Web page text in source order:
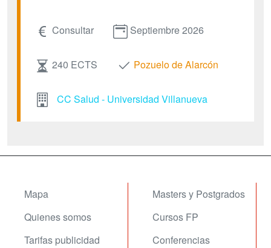
Consultar Septiembre 2026
240 ECTS Pozuelo de Alarcón
CC Salud - Universidad Villanueva
Mapa
Quienes somos
Tarifas publicidad
Masters y Postgrados
Cursos FP
Conferencias